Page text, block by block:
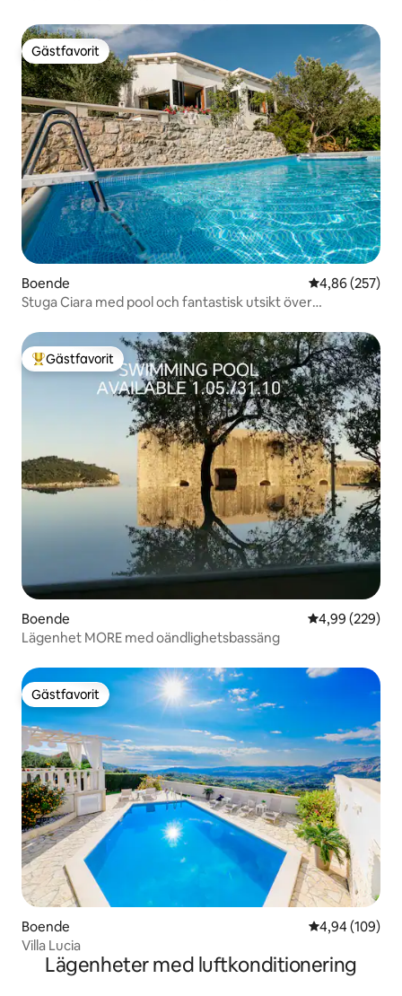
Gästfavorit
Gästfavorit
Boende 4,86 av 5 i
4,86 (257)
Stuga Ciara med pool och fantastisk utsikt över
Populär gästfavorit
Gästfavorit
Boende 4,99 av 5 i
4,99 (229)
Lägenhet MORE med oändlighetsbassäng
Gästfavorit
Gästfavorit
Boende 4,94 av 5 i
4,94 (109)
Villa Lucia
Lägenheter med luftkonditionering